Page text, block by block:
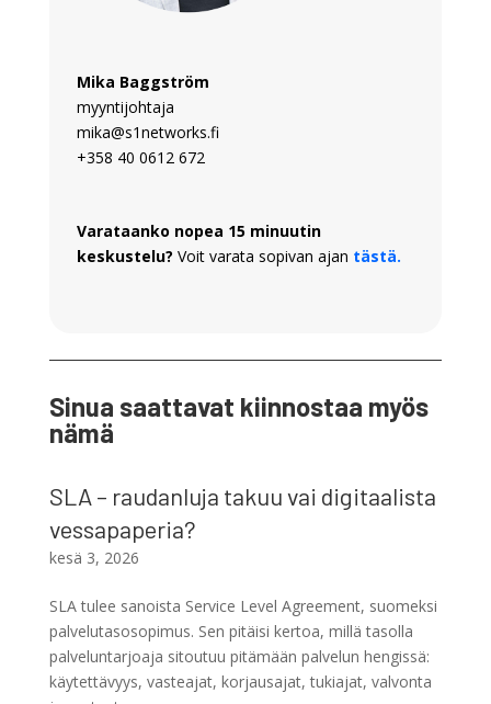
Mika Baggström
myyntijohtaja
mika@s1networks.fi
+358 40 0612 672
Varataanko nopea 15 minuutin
keskustelu? Voit varata sopivan ajan tästä.
Sinua saattavat kiinnostaa myös
nämä
SLA – raudanluja takuu vai digitaalista
vessapaperia?
kesä 3, 2026
SLA tulee sanoista Service Level Agreement, suomeksi
palvelutasosopimus. Sen pitäisi kertoa, millä tasolla
palveluntarjoaja sitoutuu pitämään palvelun hengissä:
käytettävyys, vasteajat, korjausajat, tukiajat, valvonta